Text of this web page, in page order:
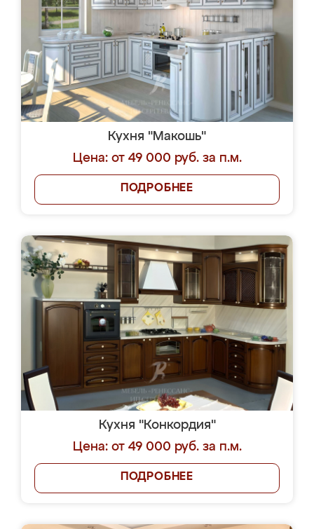
Кухня "Макошь"
Цена: от 49 000 руб. за п.м.
ПОДРОБНЕЕ
Кухня "Конкордия"
Цена: от 49 000 руб. за п.м.
ПОДРОБНЕЕ